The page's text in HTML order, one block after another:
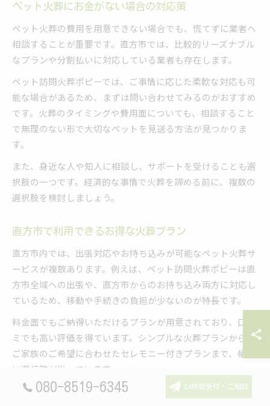
ペット火葬にお金がない場合の対応策
ペット火葬の費用を用意できない場合でも、慌てずに業者へ
相談することが重要です。直方市では、比較的リーズナブル
なプランや分割払いに対応している業者も存在します。
ペット訪問火葬ポピーでは、ご事情に応じた柔軟な対応も可
能な場合があるため、まずは問い合わせてみるのがおすすめ
です。火葬のタイミングや費用面についても、相談すること
で無理のない形で大切なペットを見送る方法が見つかりま
す。
また、身近な人や知人に相談し、サポートを受けることも選
択肢の一つです。経済的な事情で火葬を諦める前に、複数の
選択肢を検討しましょう。
直方市で利用できるお得な火葬プラン
直方市内では、出張対応やお持ち込みが可能なペット火葬サ
ービスが複数あります。例えば、ペット訪問火葬ポピーは直
方市全域への出張や、直方市からのお持ち込み両方に対応し
ているため、移動や手続きの負担が少ないのが特長です。
料金面でもご納得いただけるプランが用意されており、口コ
ミでも高い評価を得ています。シンプルな火葬プランから、
ご家族のご希望に合わせたセレモニー付きプランまで、幅広
い選択肢が揃っています。
事前にプラン内容や料金の詳細を確認し、見積もりを取るこ
080-8519-6345 24時間受付・ご相談